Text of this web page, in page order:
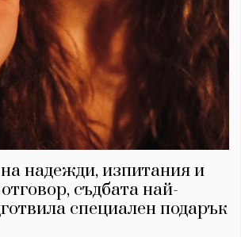
надежди, изпитания и
съдбата най-
специален подарък